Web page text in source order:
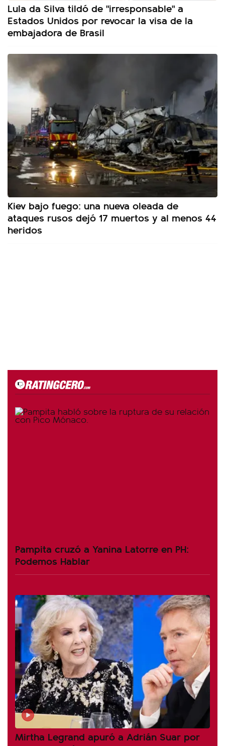
Lula da Silva tildó de "irresponsable" a
Estados Unidos por revocar la visa de la
embajadora de Brasil
Kiev bajo fuego: una nueva oleada de
ataques rusos dejó 17 muertos y al menos 44
heridos
Pampita cruzó a Yanina Latorre en PH:
Podemos Hablar
Mirtha Legrand apuró a Adrián Suar por